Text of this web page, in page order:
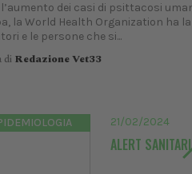
l’aumento dei casi di psittacosi
la World Health Organization ha
e le persone che si...
di Redazione Vet33
21/02/2024
ALERT SANITARI